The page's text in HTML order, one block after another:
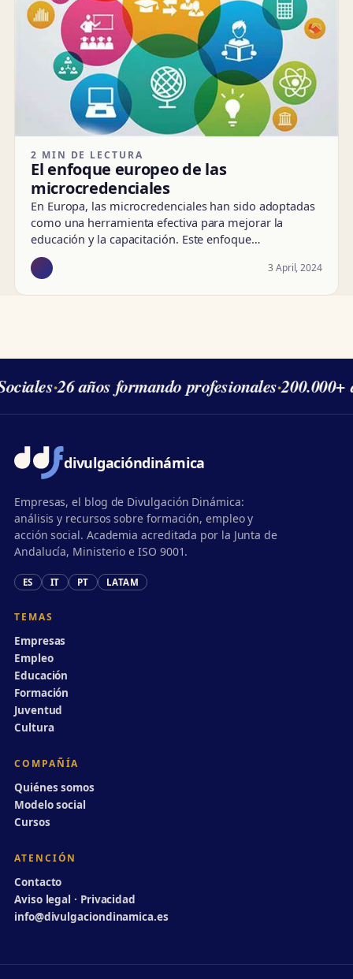
2 MIN DE LECTURA
El enfoque europeo de las
microcredenciales
En Europa, las microcredenciales han sido adoptadas
como una herramienta efectiva para mejorar la
educación y la capacitación. Este enfoque…
3 April, 2024
·26 años formando profesionales·200.000+
divulgacióndinámica
Empresas, el blog de Divulgación Dinámica:
análisis y recursos sobre formación, empleo y
acción social. Academia acreditada por la Junta de
Andalucía, Ministerio e ISO 9001.
ES IT PT LATAM
TEMAS
Empresas
Empleo
Educación
Formación
Juventud
Cultura
COMPAÑÍA
Quiénes somos
Modelo social
Cursos
ATENCIÓN
Contacto
Aviso legal · Privacidad
info@divulgaciondinamica.es